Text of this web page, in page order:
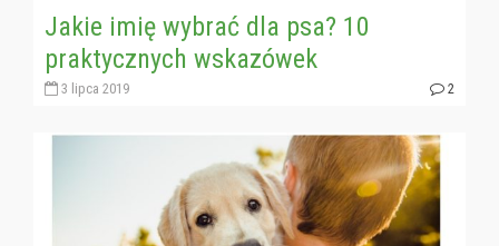
Jakie imię wybrać dla psa? 10
praktycznych wskazówek
3 lipca 2019 2